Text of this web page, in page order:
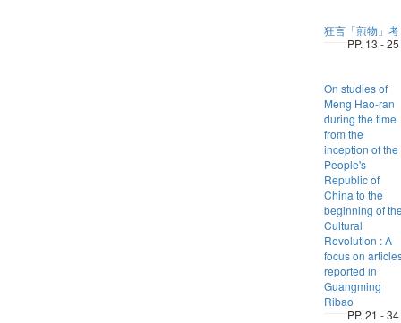
狂言「煎物」考
PP. 13 - 25
On studies of
Meng Hao-ran
during the time
from the
inception of the
People's
Republic of
China to the
beginning of
Cultural
Revolution : A
focus on
reported in
Guangming
Ribao
PP. 21 - 34